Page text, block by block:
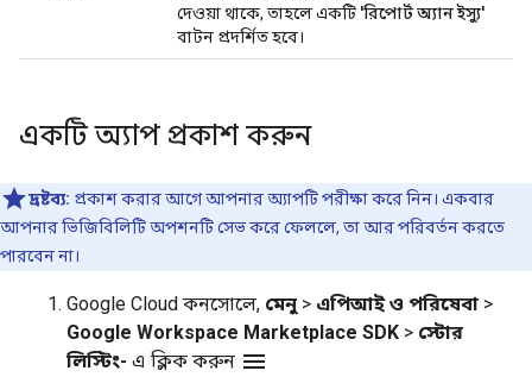
দেওয়া থাকে, তাহলে একটি 'রিপোর্ট অ্যান ইস্যু'
বাটন প্রদর্শিত হবে।
একটি অ্যাপ প্রকাশ করুন
দ্রষ্টব্য: প্রকাশ করার আগে আপনার অ্যাপটি পরীক্ষা করে নিন। একবার
আপনার ভিজিবিলিটি অপশনটি সেভ করে ফেললে, তা আর পরিবর্তন করতে
পারবেন না।
Google Cloud কনসোলে, মেনু > এপিআই ও পরিষেবা >
Google Workspace Marketplace SDK > স্টোর
লিস্টিং- এ ক্লিক করুন menu